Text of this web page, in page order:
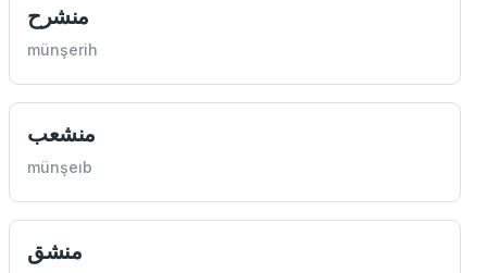
منشرح
münşerih
منشعب
münşeıb
منشق